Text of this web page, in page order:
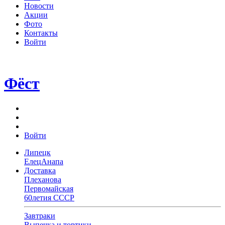
Новости
Акции
Фото
Контакты
Войти
Фёст
Войти
Липецк
ЕлецАнапа
Доставка
Плеханова
Первомайская
60летия СССР
Завтраки